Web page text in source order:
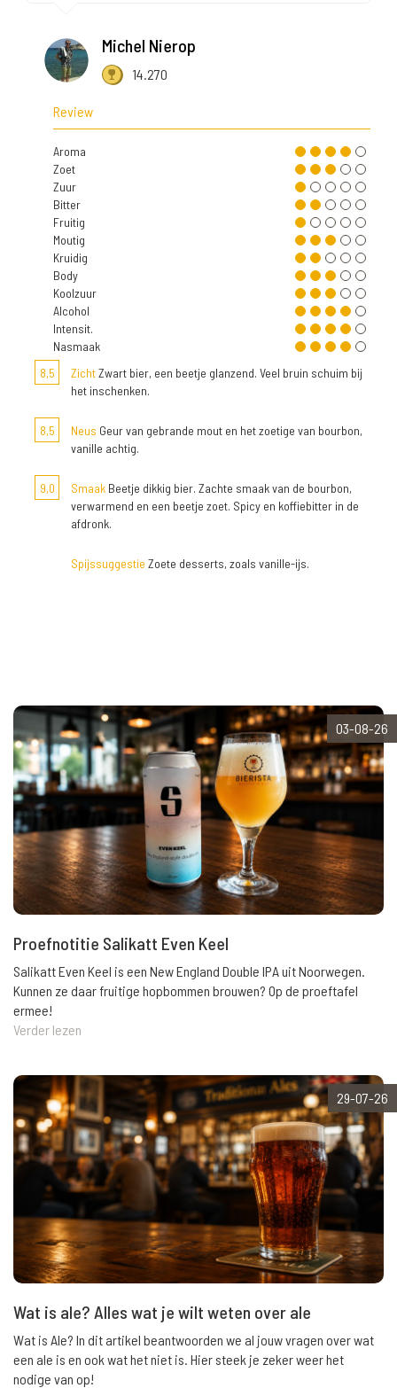
Michel Nierop
14.270
Review
Aroma
Zoet
Zuur
Bitter
Fruitig
Moutig
Kruidig
Body
Koolzuur
Alcohol
Intensit.
Nasmaak
8,5
ZichtZwart bier, een beetje glanzend. Veel bruin schuim bij
het inschenken.
8,5 Neus Geur van gebrande mout en het zoetige van bourbon,
vanille achtig.
9,0 Smaak Beetje dikkig bier. Zachte smaak van de bourbon,
verwarmend en een beetje zoet. Spicy en koffiebitter in de
afdronk.
Spijssuggestie Zoete desserts, zoals vanille-ijs.
03-08-26
Proefnotitie Salikatt Even Keel
Salikatt Even Keel is een New England Double IPA uit Noorwegen.
Kunnen ze daar fruitige hopbommen brouwen? Op de proeftafel
ermee!
Verder lezen
29-07-26
Wat is ale? Alles wat je wilt weten over ale
Wat is Ale? In dit artikel beantwoorden we al jouw vragen over wat
een ale is en ook wat het niet is. Hier steek je zeker weer het
nodige van op!